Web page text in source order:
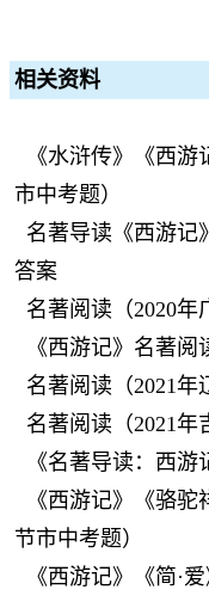
相关资料
《水浒传》《西
市中考题）
名著导读《西游记
答案
名著阅读（2020年
《西游记》名著阅
名著阅读（2021年
名著阅读（2021年
《名著导读：西游
《西游记》《骆
节市中考题）
《西游记》《简·